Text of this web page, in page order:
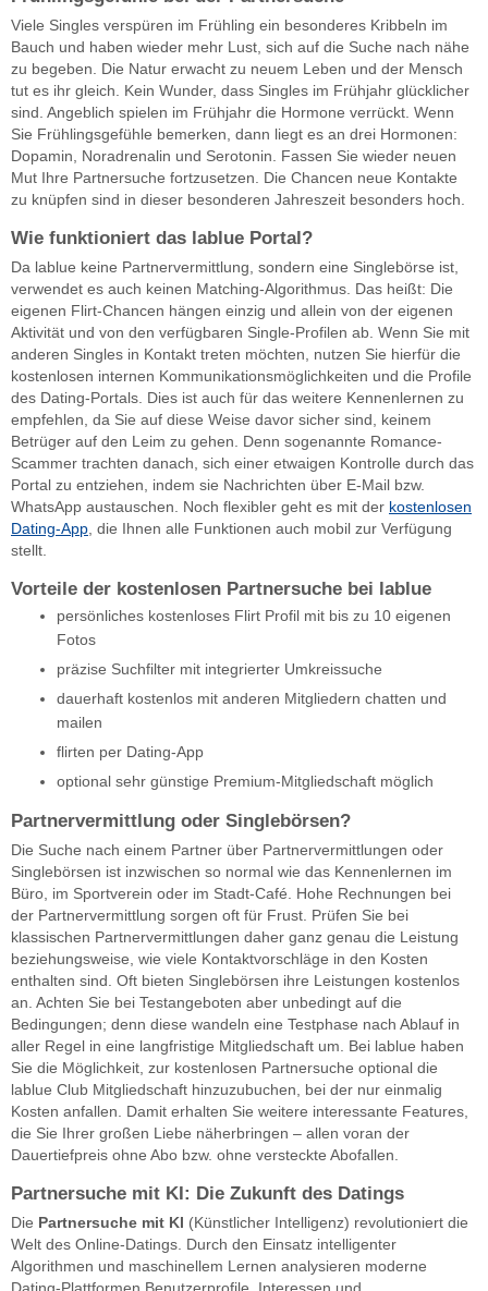
Viele Singles verspüren im Frühling ein besonderes Kribbeln im
Bauch und haben wieder mehr Lust, sich auf die Suche nach nähe
zu begeben. Die Natur erwacht zu neuem Leben und der Mensch
tut es ihr gleich. Kein Wunder, dass Singles im Frühjahr glücklicher
sind. Angeblich spielen im Frühjahr die Hormone verrückt. Wenn
Sie Frühlingsgefühle bemerken, dann liegt es an drei Hormonen:
Dopamin, Noradrenalin und Serotonin. Fassen Sie wieder neuen
Mut Ihre Partnersuche fortzusetzen. Die Chancen neue Kontakte
zu knüpfen sind in dieser besonderen Jahreszeit besonders hoch.
Wie funktioniert das lablue Portal?
Da lablue keine Partnervermittlung, sondern eine Singlebörse ist,
verwendet es auch keinen Matching-Algorithmus. Das heißt: Die
eigenen Flirt-Chancen hängen einzig und allein von der eigenen
Aktivität und von den verfügbaren Single-Profilen ab. Wenn Sie mit
anderen Singles in Kontakt treten möchten, nutzen Sie hierfür die
kostenlosen internen Kommunikationsmöglichkeiten und die Profile
des Dating-Portals. Dies ist auch für das weitere Kennenlernen zu
empfehlen, da Sie auf diese Weise davor sicher sind, keinem
Betrüger auf den Leim zu gehen. Denn sogenannte Romance-
Scammer trachten danach, sich einer etwaigen Kontrolle durch das
Portal zu entziehen, indem sie Nachrichten über E-Mail bzw.
WhatsApp austauschen. Noch flexibler geht es mit der kostenlosen
Dating-App , die Ihnen alle Funktionen auch mobil zur Verfügung
stellt.
Vorteile der kostenlosen Partnersuche bei lablue
persönliches kostenloses Flirt Profil mit bis zu 10 eigenen
Fotos
präzise Suchfilter mit integrierter Umkreissuche
dauerhaft kostenlos mit anderen Mitgliedern chatten und
mailen
flirten per Dating-App
optional sehr günstige Premium-Mitgliedschaft möglich
Partnervermittlung oder Singlebörsen?
Die Suche nach einem Partner über Partnervermittlungen oder
Singlebörsen ist inzwischen so normal wie das Kennenlernen im
Büro, im Sportverein oder im Stadt-Café. Hohe Rechnungen bei
der Partnervermittlung sorgen oft für Frust. Prüfen Sie bei
klassischen Partnervermittlungen daher ganz genau die Leistung
beziehungsweise, wie viele Kontaktvorschläge in den Kosten
enthalten sind. Oft bieten Singlebörsen ihre Leistungen kostenlos
an. Achten Sie bei Testangeboten aber unbedingt auf die
Bedingungen; denn diese wandeln eine Testphase nach Ablauf in
aller Regel in eine langfristige Mitgliedschaft um. Bei lablue haben
Sie die Möglichkeit, zur kostenlosen Partnersuche optional die
lablue Club Mitgliedschaft hinzuzubuchen, bei der nur einmalig
Kosten anfallen. Damit erhalten Sie weitere interessante Features,
die Sie Ihrer großen Liebe näherbringen – allen voran der
Dauertiefpreis ohne Abo bzw. ohne versteckte Abofallen.
Partnersuche mit KI: Die Zukunft des Datings
Die Partnersuche mit KI (Künstlicher Intelligenz) revolutioniert die
Welt des Online-Datings. Durch den Einsatz intelligenter
Algorithmen und maschinellem Lernen analysieren moderne